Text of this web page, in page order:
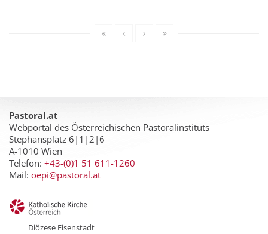
Pastoral.at
Webportal des Österreichischen Pastoralinstituts
Stephansplatz 6|1|2|6
A-1010 Wien
Telefon: +43-(0)1 51 611-1260
Mail: oepi@pastoral.at
Diözese Eisenstadt